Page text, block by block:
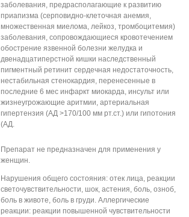
заболевания, предрасполагающие к развитию
приапизма (серповидно-клеточная анемия,
множественная миелома, лейкоз, тромбоцитемия)
заболевания, сопровождающиеся кровотечением
обострение язвенной болезни желудка и
двенадцатиперстной кишки наследственный
пигментный ретинит сердечная недостаточность,
нестабильная стенокардия, перенесенные в
последние 6 мес инфаркт миокарда, инсульт или
жизнеугрожающие аритмии, артериальная
гипертензия (АД >170/100 мм рт.ст.) или гипотония
(АД.
Препарат не предназначен для применения у
женщин.
Нарушения общего состояния: отек лица, реакции
светочувствительности, шок, астения, боль, озноб,
боль в животе, боль в груди. Аллергические
реакции: реакции повышенной чувствительности